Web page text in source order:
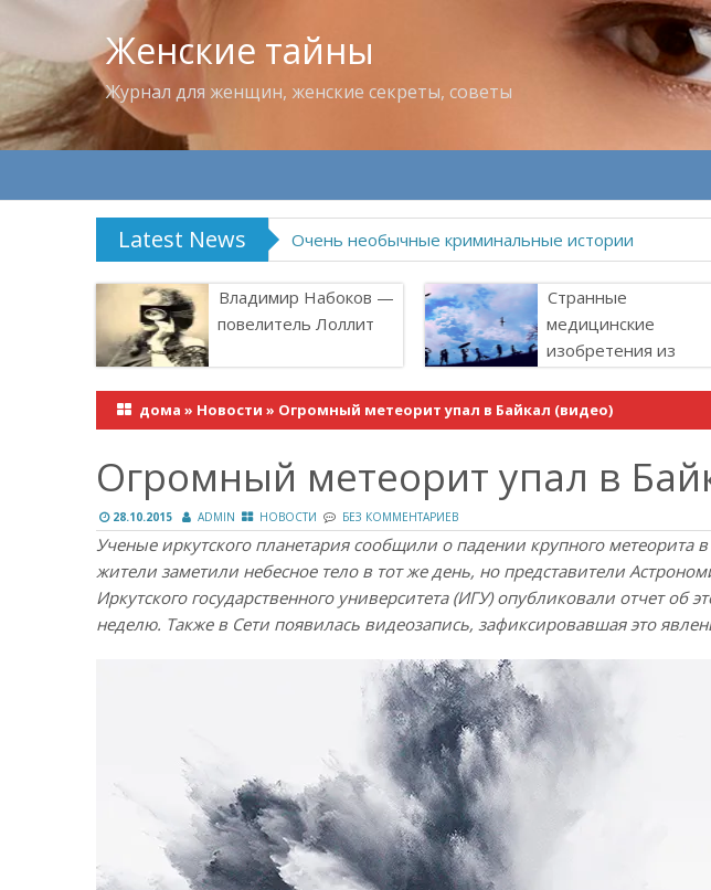
Женские тайны
Журнал для женщин, женские секреты, советы
Latest News Владимир Набоков — повелитель Лоллит
Владимир Набоков —
повелитель Лоллит
Странные
медицинские
изобретения из
дома » Новости » Огромный метеорит упал в Байкал (видео)
Огромный метеорит упал в
28.10.2015 ADMIN НОВОСТИ БЕЗ КОММЕНТАРИЕВ
Ученые иркутского планетария сообщили о падении крупного метеорита
жители заметили небесное тело в тот же день, но представители
Иркутского государственного университета (ИГУ) опубликовали отчет об
неделю. Также в Сети появилась видеозапись, зафиксировавшая это